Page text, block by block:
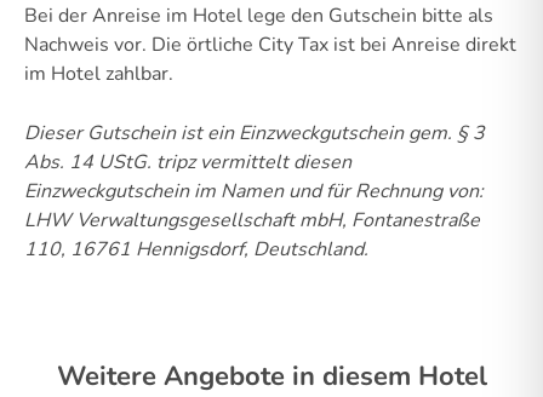
Bei der Anreise im Hotel lege den Gutschein bitte als
Nachweis vor. Die örtliche City Tax ist bei Anreise direkt
im Hotel zahlbar.
Dieser Gutschein ist ein Einzweckgutschein gem. § 3
Abs. 14 UStG. tripz vermittelt diesen
Einzweckgutschein im Namen und für Rechnung von:
LHW Verwaltungsgesellschaft mbH, Fontanestraße
110, 16761 Hennigsdorf, Deutschland.
Weitere Angebote in diesem Hotel